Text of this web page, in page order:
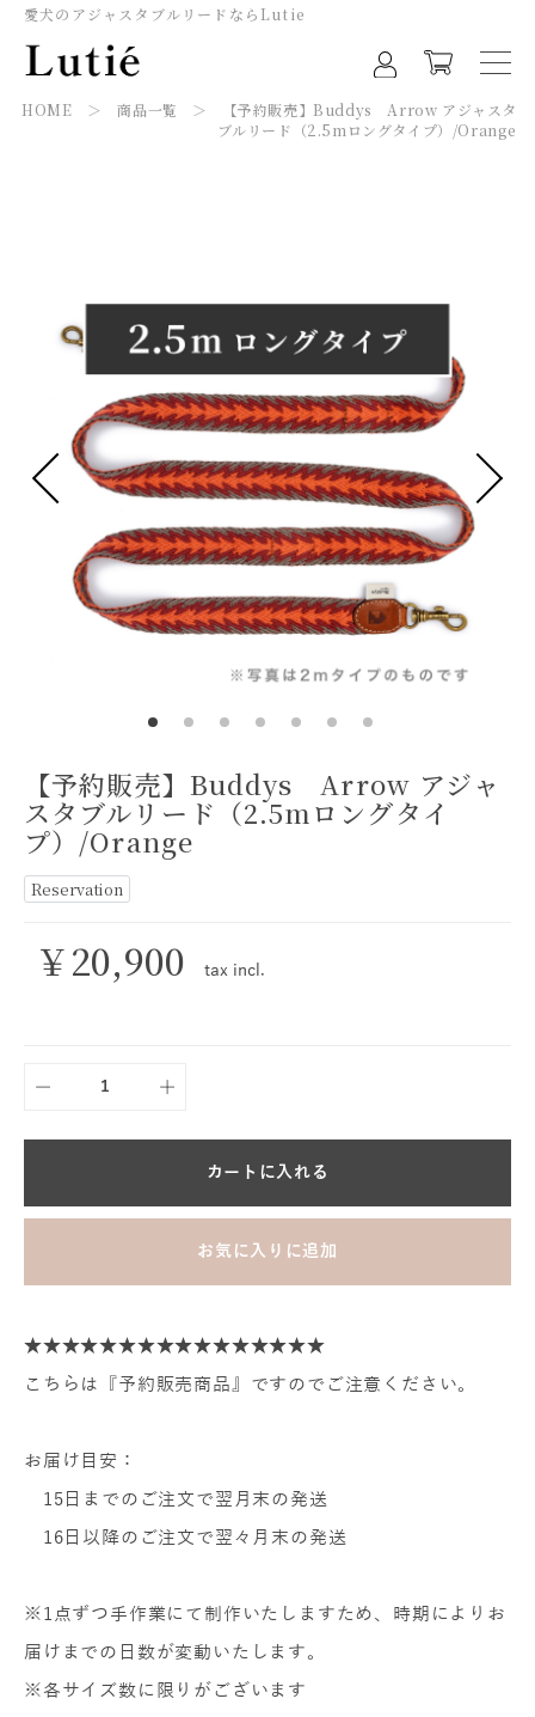
愛犬のアジャスタブルリードならLutie
HOME ＞商品一覧
＞ 【予約販売】Buddys Arrow アジャスタ
ブルリード（2.5mロングタイプ）/Orange
【予約販売】Buddys Arrow アジャ
スタブルリード（2.5mロングタイ
プ）/Orange
Reservation
￥20,900 tax incl.
カートに入れる
お気に入りに追加
★★★★★★★★★★★★★★★★
こちらは『予約販売商品』ですのでご注意ください。
お届け目安：
15日までのご注文で翌月末の発送
16日以降のご注文で翌々月末の発送
※1点ずつ手作業にて制作いたしますため、時期によりお
届けまでの日数が変動いたします。
※各サイズ数に限りがございます